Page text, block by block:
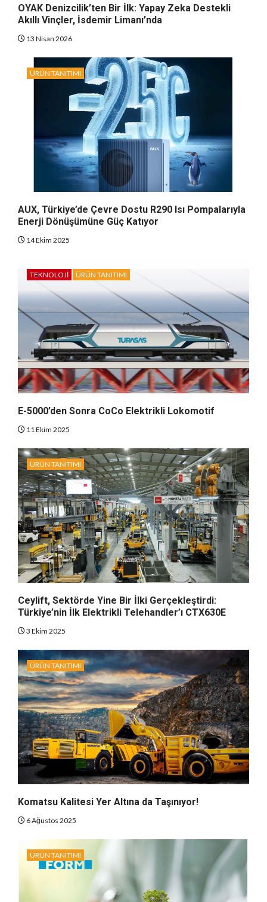
OYAK Denizcilik’ten Bir İlk: Yapay Zeka Destekli
Akıllı Vinçler, İsdemir Limanı’nda
13 Nisan 2026
ÜRÜN TANITIMI
AUX, Türkiye’de Çevre Dostu R290 Isı Pompalarıyla
Enerji Dönüşümüne Güç Katıyor
14 Ekim 2025
TEKNOLOJI ÜRÜN TANITIMI
E-5000’den Sonra CoCo Elektrikli Lokomotif
11 Ekim 2025
ÜRÜN TANITIMI
Ceylift, Sektörde Yine Bir İlki Gerçekleştirdi:
Türkiye’nin İlk Elektrikli Telehandler’ı CTX630E
3 Ekim 2025
ÜRÜN TANITIMI
Komatsu Kalitesi Yer Altına da Taşınıyor!
6 Ağustos 2025
ÜRÜN TANITIMI